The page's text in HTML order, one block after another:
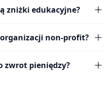
zniżki edukacyjne?
non-profit?
zwrot pieniędzy?